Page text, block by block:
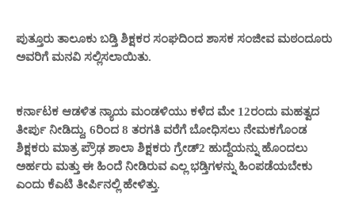
ಪುತ್ತೂರು ತಾಲೂಕು ಬಡ್ತಿ ಶಿಕ್ಷಕರ ಸಂಘದಿಂದ ಶಾಸಕ ಸಂಜೀವ ಮಠಂದೂರು
ಅವರಿಗೆ ಮನವಿ ಸಲ್ಲಿಸಲಾಯಿತು.
ಕರ್ನಾಟಕ ಆಡಳಿತ ನ್ಯಾಯ ಮಂಡಳಿಯು ಕಳೆದ ಮೇ 12ರಂದು ಮಹತ್ವದ
ತೀರ್ಪು ನೀಡಿದ್ದು, 6ರಿಂದ 8 ತರಗತಿ ವರೆಗೆ ಬೋಧಿಸಲು ನೇಮಕಗೊಂಡ
ಶಿಕ್ಷಕರು ಮಾತ್ರ ಪ್ರೌಢ ಶಾಲಾ ಶಿಕ್ಷಕರು ಗ್ರೇಡ್2 ಹುದ್ದೆಯನ್ನು ಹೊಂದಲು
ಅರ್ಹರು ಮತ್ತು ಈ ಹಿಂದೆ ನೀಡಿರುವ ಎಲ್ಲ ಭಡ್ತಿಗಳನ್ನು ಹಿಂಪಡೆಯಬೇಕು
ಎಂದು ಕೆಎಟಿ ತೀರ್ಪಿನಲ್ಲಿ ಹೇಳಿತ್ತು.